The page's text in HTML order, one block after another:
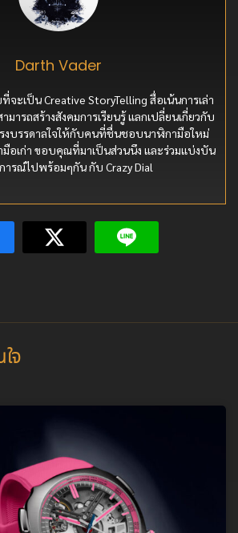
Darth Vader
จะเป็น Creative StoryTelling สื่อเน้นการเล่า
ามารถสร้างสังคมการเรียนรู้ แลกเปลี่ยนเกี่ยวกับ
งบรรดาลใจให้กับคนที่ชื่นชอบนาฬิกามือใหม่
อเก่า ขอบคุณที่มาเป็นส่วนนึง และร่วมแบ่งบัน
รณ์ไปพร้อมๆกัน กับ Crazy Dial
จ